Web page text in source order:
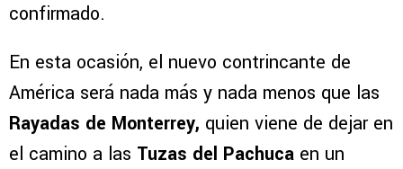
confirmado.
En esta ocasión, el nuevo contrincante de
América será nada más y nada menos que las
Rayadas de Monterrey, quien viene de dejar en
el camino a las Tuzas del Pachuca en un